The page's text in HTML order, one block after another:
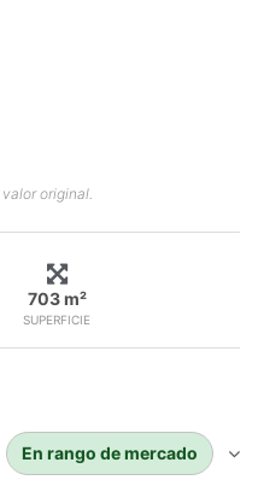
original.
SUPERFICIE
703 m²
En rango de mercado